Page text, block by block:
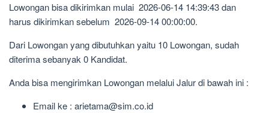
Lowongan bisa dikirimkan mulai 2026-06-14 14:39:43 dan
harus dikirimkan sebelum 2026-09-14 00:00:00.
Dari Lowongan yang dibutuhkan yaitu 10 Lowongan, sudah
diterima sebanyak 0 Kandidat.
Anda bisa mengirimkan Lowongan melalui Jalur di bawah ini :
Email ke : arietama@sim.co.id